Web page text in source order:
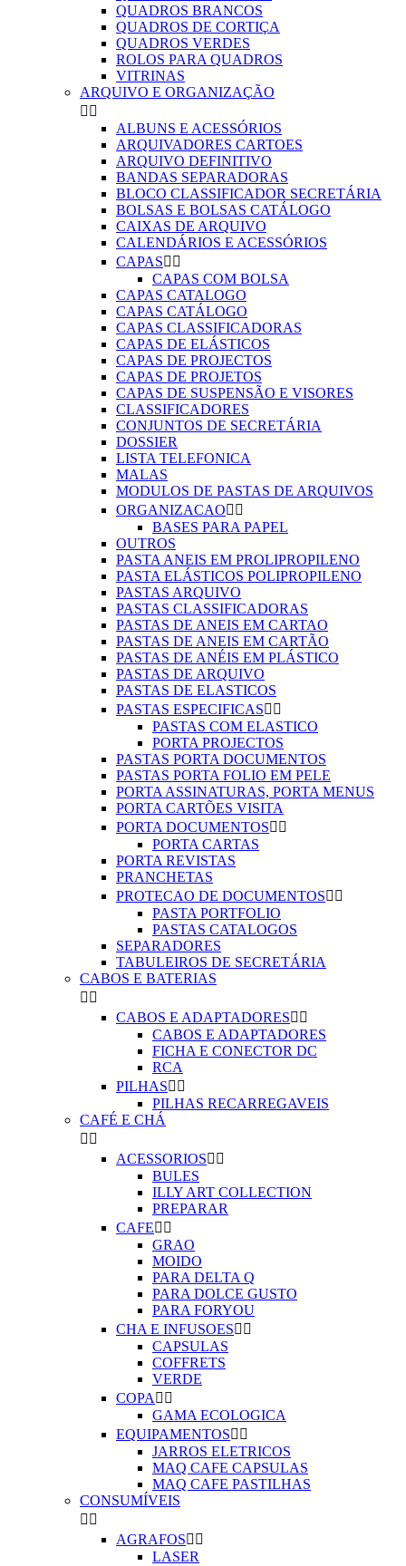
QUADROS BRANCOS
QUADROS DE CORTIÇA
QUADROS VERDES
ROLOS PARA QUADROS
VITRINAS
ARQUIVO E ORGANIZAÇÃO
 
ALBUNS E ACESSÓRIOS
ARQUIVADORES CARTOES
ARQUIVO DEFINITIVO
BANDAS SEPARADORAS
BLOCO CLASSIFICADOR SECRETÁRIA
BOLSAS E BOLSAS CATÁLOGO
CAIXAS DE ARQUIVO
CALENDÁRIOS E ACESSÓRIOS
CAPAS 
CAPAS COM BOLSA
CAPAS CATALOGO
CAPAS CATÁLOGO
CAPAS CLASSIFICADORAS
CAPAS DE ELÁSTICOS
CAPAS DE PROJECTOS
CAPAS DE PROJETOS
CAPAS DE SUSPENSÃO E VISORES
CLASSIFICADORES
CONJUNTOS DE SECRETÁRIA
DOSSIER
LISTA TELEFONICA
MALAS
MODULOS DE PASTAS DE ARQUIVOS
ORGANIZACAO 
BASES PARA PAPEL
OUTROS
PASTA ANEIS EM PROLIPROPILENO
PASTA ELÁSTICOS POLIPROPILENO
PASTAS ARQUIVO
PASTAS CLASSIFICADORAS
PASTAS DE ANEIS EM CARTAO
PASTAS DE ANEIS EM CARTÃO
PASTAS DE ANÉIS EM PLÁSTICO
PASTAS DE ARQUIVO
PASTAS DE ELASTICOS
PASTAS ESPECIFICAS 
PASTAS COM ELASTICO
PORTA PROJECTOS
PASTAS PORTA DOCUMENTOS
PASTAS PORTA FOLIO EM PELE
PORTA ASSINATURAS, PORTA MENUS
PORTA CARTÕES VISITA
PORTA DOCUMENTOS 
PORTA CARTAS
PORTA REVISTAS
PRANCHETAS
PROTECAO DE DOCUMENTOS 
PASTA PORTFOLIO
PASTAS CATALOGOS
SEPARADORES
TABULEIROS DE SECRETÁRIA
CABOS E BATERIAS
 
CABOS E ADAPTADORES 
CABOS E ADAPTADORES
FICHA E CONECTOR DC
RCA
PILHAS 
PILHAS RECARREGAVEIS
CAFÉ E CHÁ
 
ACESSORIOS 
BULES
ILLY ART COLLECTION
PREPARAR
CAFE 
GRAO
MOIDO
PARA DELTA Q
PARA DOLCE GUSTO
PARA FORYOU
CHA E INFUSOES 
CAPSULAS
COFFRETS
VERDE
COPA  
GAMA ECOLOGICA
EQUIPAMENTOS 
JARROS ELETRICOS
MAQ CAFE CAPSULAS
MAQ CAFE PASTILHAS
CONSUMÍVEIS
 
AGRAFOS 
LASER